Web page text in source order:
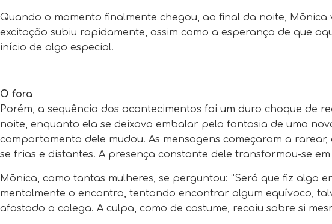
Quando o momento finalmente chegou, ao final da noite, Mônica
excitação subiu rapidamente, assim como a esperança de que
início de algo especial.
O fora
Porém, a sequência dos acontecimentos foi um duro choque de
noite, enquanto ela se deixava embalar pela fantasia de uma
comportamento dele mudou. As mensagens começaram a
se frias e distantes. A presença constante dele transformou-se em
Mônica, como tantas mulheres, se perguntou: “Será que fiz algo
mentalmente o encontro, tentando encontrar algum equívoco,
afastado o colega. A culpa, como de costume, recaiu sobre si